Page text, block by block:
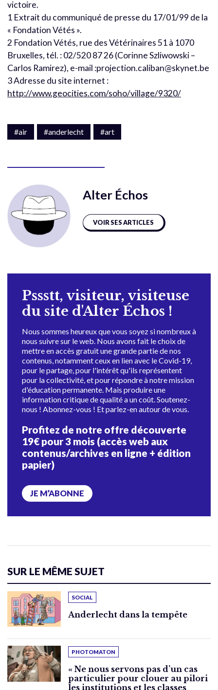
victoire.
1 Extrait du communiqué de presse du 17/01/99 de la
« Fondation Vétés ».
2 Fondation Vétés, rue des Vétérinaires 51 à 1070
Bruxelles, tél. : 02/520 87 26 (Corinne Szliwowski –
Carlos Ramirez), e-mail :projection.caliban@skynet.be
3 Adresse du site internet :
http://www.geocities.com/soho/village/9320/
#air #anderlecht #art
Alter Échos
VOIR SES ARTICLES
Pssstt, visiteur, visiteuse
du site d'Alter Échos !
Nous sommes heureux que vous soyez si nombreux à
nous suivre sur le web. Nous avons fait le choix de
mettre en accès gratuit une grande partie de nos
contenus, notamment ceux en lien avec le Covid-19,
pour le partage, pour l'intérêt qu'ils représentent
pour la collectivité, et pour répondre à notre mission
d'éducation permanente. Mais produire une
information critique de qualité a un coût. Soutenez-
nous ! Abonnez-vous ! Et parlez-en autour de vous.
Profitez de notre offre découverte
19€ pour 3 mois (accès web aux
contenus/archives en ligne + édition
papier)
JE M’ABONNE
SUR LE MÊME SUJET
SOCIAL
Anderlecht dans la tempête
PHOTOMATON
« Ne nous servons pas d’un cas
particulier pour clouer au pilori
les institutions et les classes